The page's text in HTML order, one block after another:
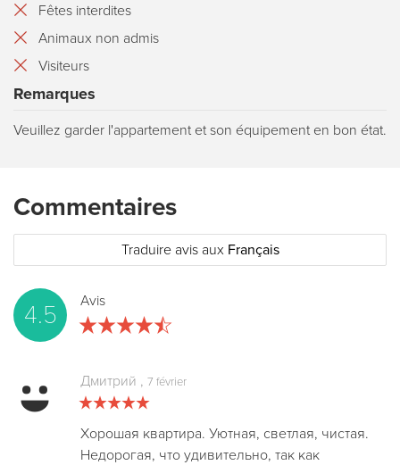
Fêtes interdites
Animaux non admis
Visiteurs
Remarques
Veuillez garder l'appartement et son équipement en bon état.
Commentaires
Traduire avis aux Français
4.5 Avis
Дмитрий , 7 février
Хорошая квартира. Уютная, светлая, чистая.
Недорогая, что удивительно, так как